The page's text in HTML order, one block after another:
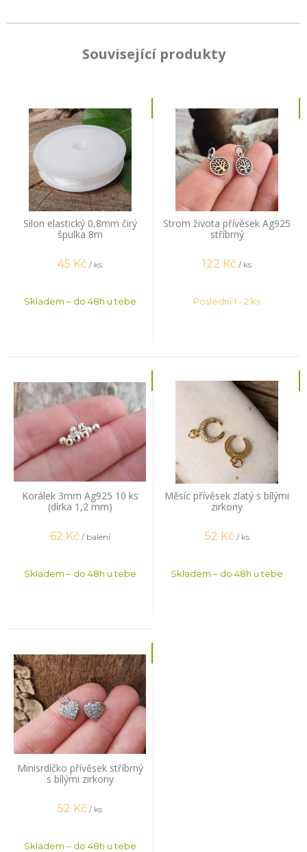
Související produkty
Silon elastický 0,8mm čirý
špulka 8m
45 Kč / ks
Skladem – do 48h u tebe
Strom života přívěsek Ag925
stříbrný
122 Kč / ks
Poslední 1 - 2 ks
Korálek 3mm Ag925 10 ks
(dírka 1,2 mm)
62 Kč / balení
Skladem – do 48h u tebe
Měsíc přívěsek zlatý s bílými
zirkony
52 Kč / ks
Skladem – do 48h u tebe
Minisrdíčko přívěsek stříbrný
s bílými zirkony
52 Kč / ks
Skladem – do 48h u tebe